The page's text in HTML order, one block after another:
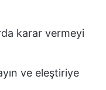
karar vermeyi
ve eleştiriye